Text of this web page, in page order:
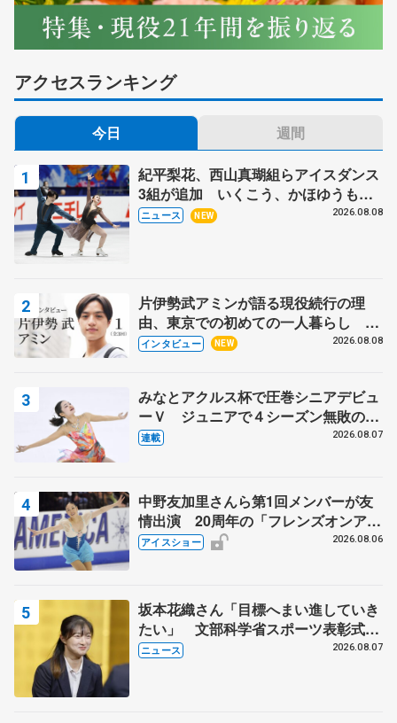
アクセスランキング
今日 週間
紀平梨花、西山真瑚組らアイスダンス
3組が追加 いくこう、かほゆうも、
木下グループ杯
ニュース NEW 2026.08.08
片伊勢武アミンが語る現役続行の理
由、東京での初めての一人暮らし 注
目スケーターの「今」に迫る
インタビュー NEW 2026.08.08
みなとアクルス杯で圧巻シニアデビュ
ーＶ ジュニアで４シーズン無敗の島
田麻央
連載 2026.08.07
中野友加里さんら第1回メンバーが友
情出演 20周年の「フレンズオンアイ
ス」 宮本賢二さん、有川梨絵さん、
アイスショー 2026.08.06
坂本花織さん「目標へまい進していき
たい」 文部科学省スポーツ表彰式で
代表謝辞
ニュース 2026.08.07